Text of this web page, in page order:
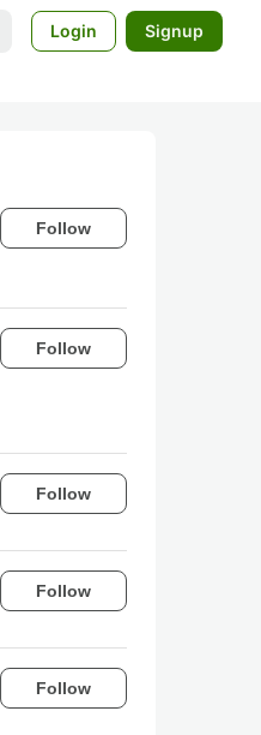
Login Signup
Follow
Follow
Follow
Follow
Follow